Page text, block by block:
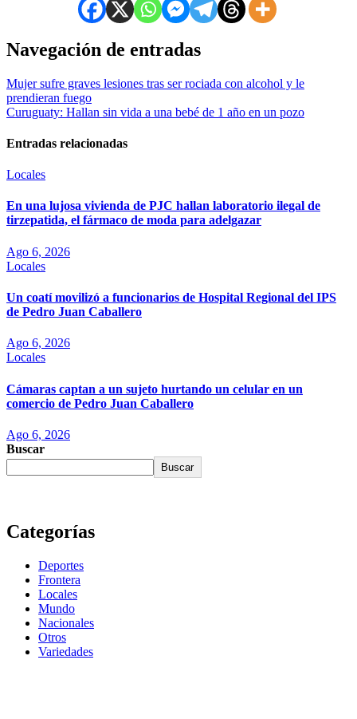
Navegación de entradas
Mujer sufre graves lesiones tras ser rociada con alcohol y le
prendieran fuego
Curuguaty: Hallan sin vida a una bebé de 1 año en un pozo
Entradas relacionadas
Locales
En una lujosa vivienda de PJC hallan laboratorio ilegal de
tirzepatida, el fármaco de moda para adelgazar
Ago 6, 2026
Locales
Un coatí movilizó a funcionarios de Hospital Regional del IPS
de Pedro Juan Caballero
Ago 6, 2026
Locales
Cámaras captan a un sujeto hurtando un celular en un
comercio de Pedro Juan Caballero
Ago 6, 2026
Buscar
Buscar
Categorías
Deportes
Frontera
Locales
Mundo
Nacionales
Otros
Variedades